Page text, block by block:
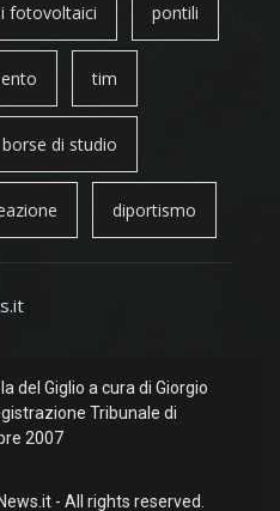
fotovoltaici pontili
tim
borse di studio
diportismo
del Giglio a cura di Giorgio
Tribunale di
2007
- All rights reserved.